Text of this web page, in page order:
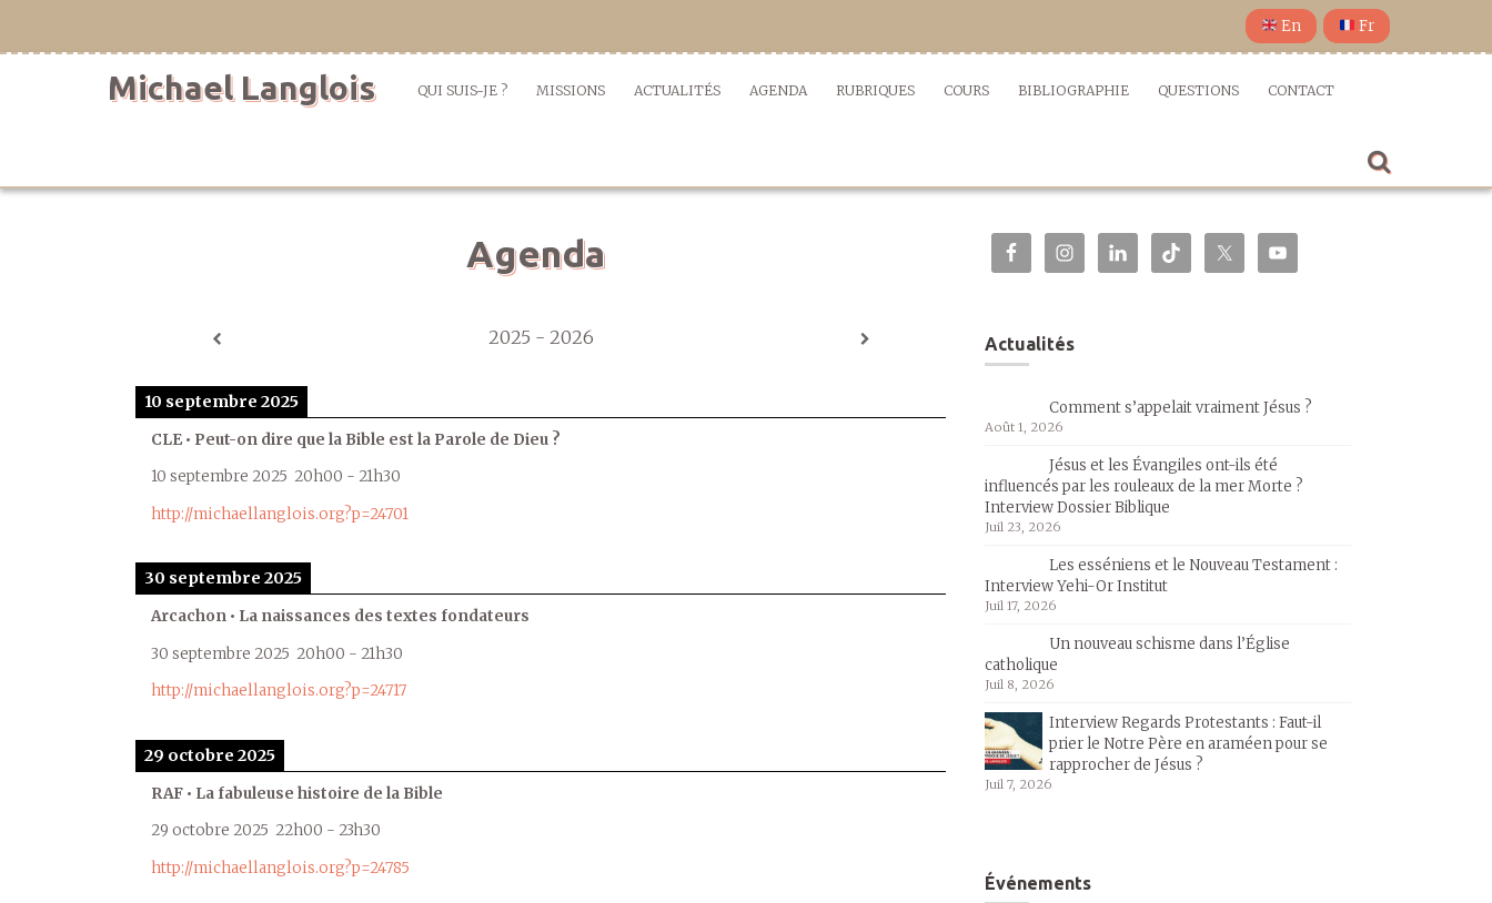
En Fr
Michael Langlois QUI SUIS-JE ? MISSIONS ACTUALITÉS AGENDA RUBRIQUES COURS BIBLIOGRAPHIE QUESTIONS CONTACT
Agenda
2025 - 2026
10 septembre 2025
CLE • Peut-on dire que la Bible est la Parole de Dieu ?
10 septembre 2025 20h00 - 21h30
http://michaellanglois.org?p=24701
30 septembre 2025
Arcachon • La naissances des textes fondateurs
30 septembre 2025 20h00 - 21h30
http://michaellanglois.org?p=24717
29 octobre 2025
RAF • La fabuleuse histoire de la Bible
29 octobre 2025 22h00 - 23h30
http://michaellanglois.org?p=24785
Actualités
Comment s’appelait vraiment Jésus ?
Août 1, 2026
Jésus et les Évangiles ont-ils été
influencés par les rouleaux de la mer Morte ?
Interview Dossier Biblique
Juil 23, 2026
Les esséniens et le Nouveau Testament :
Interview Yehi-Or Institut
Juil 17, 2026
Un nouveau schisme dans l’Église
catholique
Juil 8, 2026
Interview Regards Protestants : Faut-il
prier le Notre Père en araméen pour se
rapprocher de Jésus ?
Juil 7, 2026
Événements